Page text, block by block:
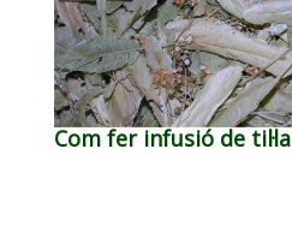
Com fer infusió de til·la